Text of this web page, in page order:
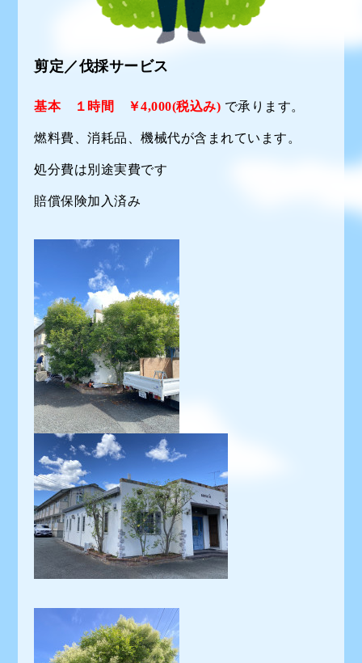
剪定／伐採サービス
基本 １時間 ￥4,000(税込み) で承ります。
燃料費、消耗品、機械代が含まれています。
処分費は別途実費です
賠償保険加入済み